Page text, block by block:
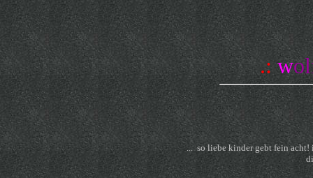
.: w
...  so liebe kinder gebt fein